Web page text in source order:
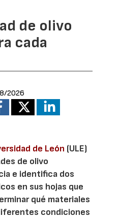
de olivo
cada
2026
de León (ULE)
de olivo
e identifica dos
en sus hojas que
qué materiales
condiciones